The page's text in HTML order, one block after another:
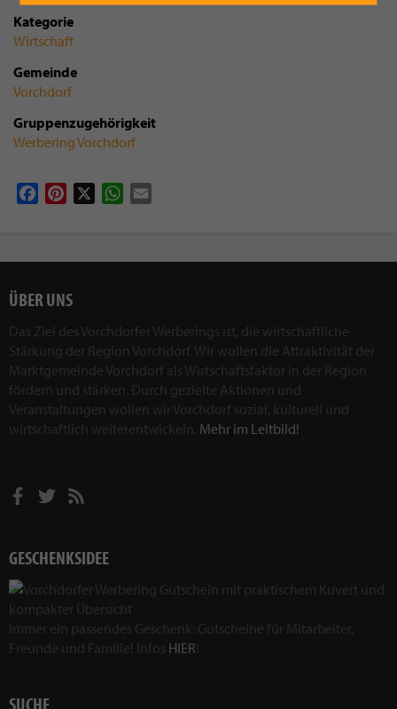
Kategorie
Wirtschaft
Gemeinde
Vorchdorf
Gruppenzugehörigkeit
Werbering Vorchdorf
FacebookPinterest WhatsApp
ÜBER UNS
Das Ziel des Vorchdorfer Werberings ist, die wirtschaftliche
Stärkung der Region Vorchdorf. Wir wollen die Attraktivität der
Marktgemeinde Vorchdorf als Wirtschaftsfaktor in der Region
fördern und stärken. Durch gezielte Aktionen und
Veranstaltungen wollen wir Vorchdorf sozial, kulturell und
wirtschaftlich weiterentwickeln. Mehr im Leitbild!
GESCHENKSIDEE
Immer ein passendes Geschenk: Gutscheine für Mitarbeiter,
Freunde und Familie! Infos HIER!
SUCHE